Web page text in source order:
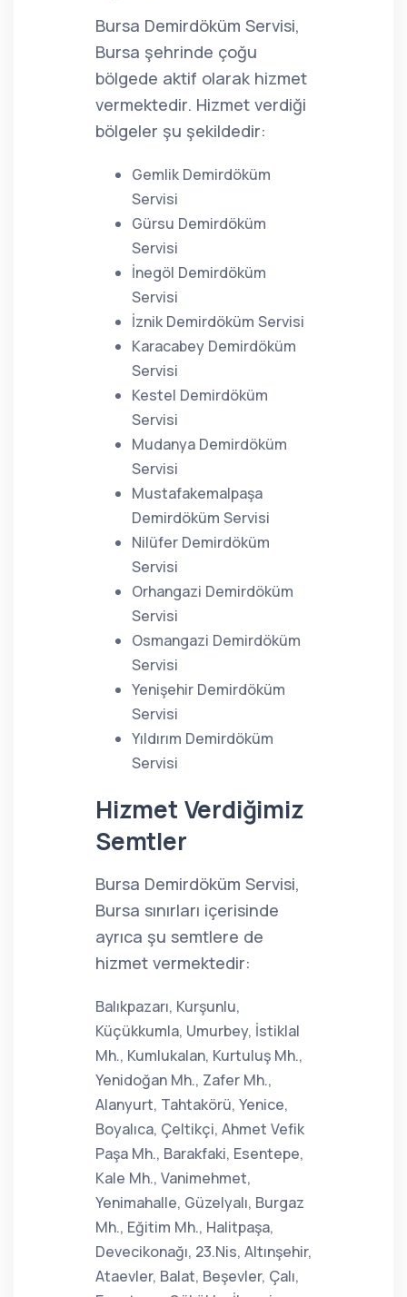
Bursa Demirdöküm Servisi,
Bursa şehrinde çoğu
bölgede aktif olarak hizmet
vermektedir. Hizmet verdiği
bölgeler şu şekildedir:
Gemlik Demirdöküm
Servisi
Gürsu Demirdöküm
Servisi
İnegöl Demirdöküm
Servisi
İznik Demirdöküm Servisi
Karacabey Demirdöküm
Servisi
Kestel Demirdöküm
Servisi
Mudanya Demirdöküm
Servisi
Mustafakemalpaşa
Demirdöküm Servisi
Nilüfer Demirdöküm
Servisi
Orhangazi Demirdöküm
Servisi
Osmangazi Demirdöküm
Servisi
Yenişehir Demirdöküm
Servisi
Yıldırım Demirdöküm
Servisi
Hizmet Verdiğimiz
Semtler
Bursa Demirdöküm Servisi,
Bursa sınırları içerisinde
ayrıca şu semtlere de
hizmet vermektedir:
Balıkpazarı, Kurşunlu,
Küçükkumla, Umurbey, İstiklal
Mh., Kumlukalan, Kurtuluş Mh.,
Yenidoğan Mh., Zafer Mh.,
Alanyurt, Tahtakörü, Yenice,
Boyalıca, Çeltikçi, Ahmet Vefik
Paşa Mh., Barakfaki, Esentepe,
Kale Mh., Vanimehmet,
Yenimahalle, Güzelyalı, Burgaz
Mh., Eğitim Mh., Halitpaşa,
Devecikonağı, 23.Nis, Altınşehir,
Ataevler, Balat, Beşevler, Çalı,